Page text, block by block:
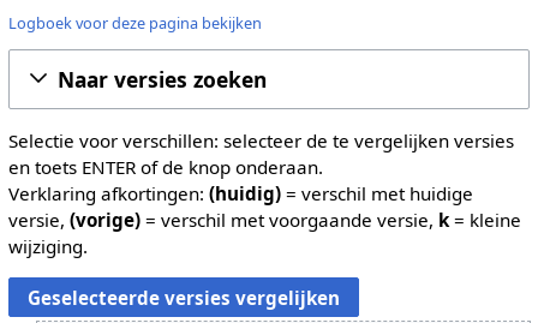
Logboek voor deze pagina bekijken
Naar versies zoeken
Selectie voor verschillen: selecteer de te vergelijken versies
en toets ENTER of de knop onderaan.
Verklaring afkortingen: (huidig)= verschil met huidige
versie, (vorige)= verschil met voorgaande versie, k= kleine
wijziging.